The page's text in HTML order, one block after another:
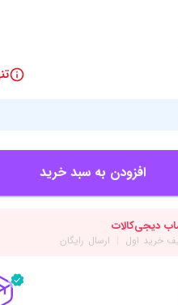
نمایش همه محصولات
افزودن به سبد خرید